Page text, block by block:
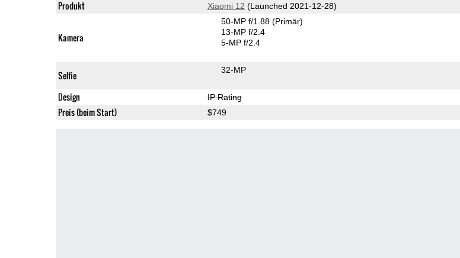
Produkt Xiaomi 12 (Launched 2021-12-28)
Kamera
50-MP f/1.88 (Primär)
13-MP f/2.4
5-MP f/2.4
Selfie 32-MP
Design IP Rating
Preis (beim Start) $749